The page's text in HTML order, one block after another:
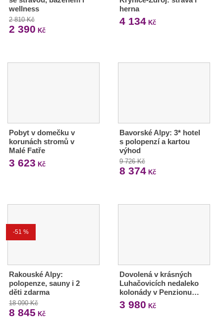
wellness
2 810 Kč
2 390 Kč
herna
4 134Kč
Pobyt v domečku v
korunách stromů v
Malé Fatře
3 623 Kč
Bavorské Alpy: 3* hotel
s polopenzí a kartou
výhod
9 726 Kč
8 374Kč
-51 %
Rakouské Alpy:
polopenze, sauny i 2
děti zdarma
18 090 Kč
8 845 Kč
Dovolená v krásných
Luhačovicích nedaleko
kolonády v Penzionu…
3 980 Kč